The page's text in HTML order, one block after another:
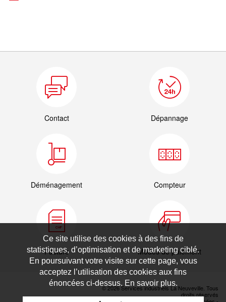
Contact Dépannage
Déménagement Compteur
Facture Modes de paiement
© 2026 Services industriels La Neuveville. Tous
droits réservés
Ce site utilise des cookies à des fins de
statistiques, d’optimisation et de marketing ciblé.
En poursuivant votre visite sur cette page, vous
acceptez l’utilisation des cookies aux fins
énoncées ci-dessus. En savoir plus.